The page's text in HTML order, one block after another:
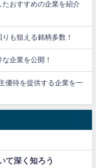
おすすめの企業を紹介
も狙える銘柄多数！
企業を公開！
優待を提供する企業を一
て深く知ろう